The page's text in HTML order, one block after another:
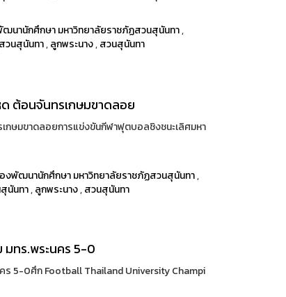
นานักศึกษา มหาวิทยาลัยราชภัฏสวนสุนันทา,
วนสุนันทา,ลูกพระนาง,สวนสุนันทา
ด ต้อนจันทรเกษมขาดลอย
กษมขาดลอยการแข่งขันกีฬาฟุตบอลชิงชนะเลิศมหา
งพัฒนานักศึกษา มหาวิทยาลัยราชภัฏสวนสุนันทา,
นันทา,ลูกพระนาง,สวนสุนันทา
มทร.พระนคร 5-0
ร 5-0ศึก Football Thailand University Champi